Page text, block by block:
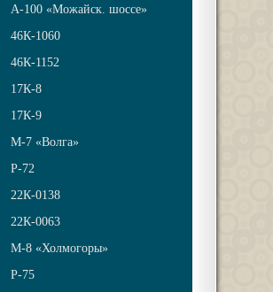
А-100 «Можайск. шоссе»
46К-1060
46К-1152
17К-8
17К-9
М-7 «Волга»
Р-72
22К-0138
22К-0063
М-8 «Холмогоры»
Р-75